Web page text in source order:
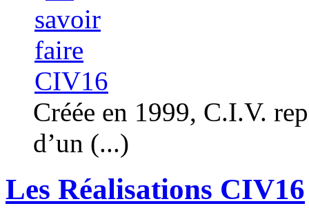
Créée en 1999, C.I.V.
d’un (...)
Les Réalisations CIV16